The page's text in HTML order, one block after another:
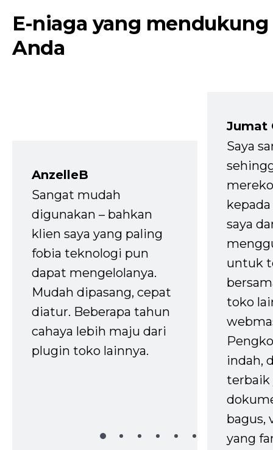
E-niaga yang mendukung
Anda
AnzelleB
Sangat mudah
digunakan – bahkan
klien saya yang paling
fobia teknologi pun
dapat mengelolanya.
Mudah dipasang, cepat
diatur. Beberapa tahun
cahaya lebih maju dari
plugin toko lainnya.
Jumat
Saya
saya
untuk
toko
indah,
terbaik
bagus,
yang